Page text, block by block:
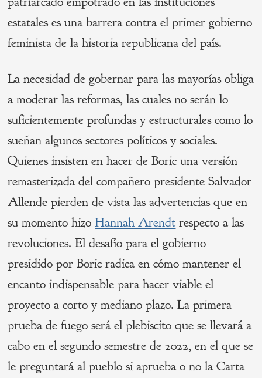
estatales es una barrera contra el primer gobierno
feminista de la historia republicana del país.
La necesidad de gobernar para las mayorías obliga
a moderar las reformas, las cuales no serán lo
suficientemente profundas y estructurales como lo
sueñan algunos sectores políticos y sociales.
Quienes insisten en hacer de Boric una versión
remasterizada del compañero presidente Salvador
Allende pierden de vista las advertencias que en
su momento hizoHannah Arendt respecto a las
revoluciones. El desafío para el gobierno
presidido por Boric radica en cómo mantener el
encanto indispensable para hacer viable el
proyecto a corto y mediano plazo. La primera
prueba de fuego será el plebiscito que se llevará a
cabo en el segundo semestre de 2022, en el que se
le preguntará al pueblo si aprueba o no la Carta